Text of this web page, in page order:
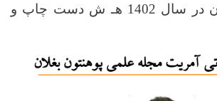
شماره نخست آن در سال 1402 هـ ش دست چاپ و